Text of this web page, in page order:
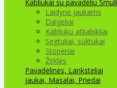
Kabliukai su pavadėliu
Laidynė jaukams
Dalgeliai
Kabliukų atkabikliai
Segtukai, suktukai
Stoperiai
Žirklės
Pavadėlinės, Lanksteliai
Jaukai, Masalai, Priedai